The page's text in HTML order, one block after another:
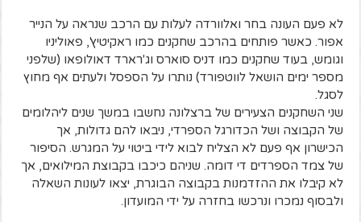
לא פעם העונה בחר ואלוורדה לעלות עם הרכב שנראה על הנייר
אפור. כאשר פותחים בהרכב שחקנים כמו ראקיטיץ', פאוליניו
וגומש, בעוד שחקנים כמו דניס סוארס וג'רארד דאולופאו (שלפני
מספר ימים הושאל לווטפורד) נותרו על הספסל ולעתים אף מחוץ
לסגל.
שני השחקנים הצעירים של ברצלונה נחשבו במשך שנים ליהלומים
של הקבוצה ושל הכדורגל הספרדי, ניבאו להם גדולות, אך
הכישרון אף פעם לא הצליח לבוא לידי ביטוי על המגרש. הסיפור
של צמד הספרדים די דומה. שניהם כיכבו בקבוצת המילואים, אך
לא קיבלו את ההזדמנות בקבוצה הבוגרת, יצאו לעונות השאלה
ולבסוף נמכרו ונרכשו בחזרה על ידי המועדון.